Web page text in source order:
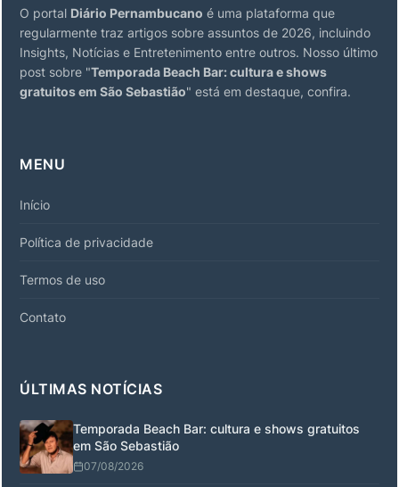
O portal Diário Pernambucano é uma plataforma que
regularmente traz artigos sobre assuntos de 2026, incluindo
Insights, Notícias e Entretenimento entre outros. Nosso último
post sobre "Temporada Beach Bar: cultura e shows
gratuitos em São Sebastião" está em destaque, confira.
MENU
Início
Política de privacidade
Termos de uso
Contato
ÚLTIMAS NOTÍCIAS
Temporada Beach Bar: cultura e shows gratuitos
em São Sebastião
07/08/2026